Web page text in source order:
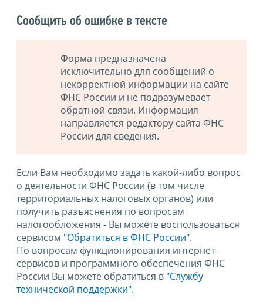
Сообщить об ошибке в тексте
Форма предназначена
исключительно для сообщений о
некорректной информации на сайте
ФНС России и не подразумевает
обратной связи. Информация
направляется редактору сайта ФНС
России для сведения.
Если Вам необходимо задать какой-либо вопрос
о деятельности ФНС России (в том числе
территориальных налоговых органов) или
получить разъяснения по вопросам
налогообложения - Вы можете воспользоваться
сервисом "Обратиться в ФНС России".
По вопросам функционирования интернет-
сервисов и программного обеспечения ФНС
России Вы можете обратиться в "Службу
технической поддержки".